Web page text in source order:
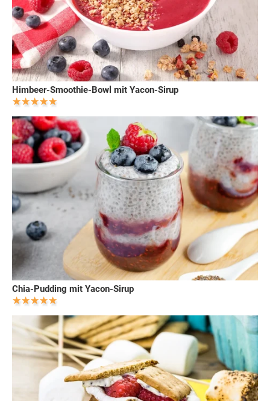
Himbeer-Smoothie-Bowl mit Yacon-Sirup
Chia-Pudding mit Yacon-Sirup